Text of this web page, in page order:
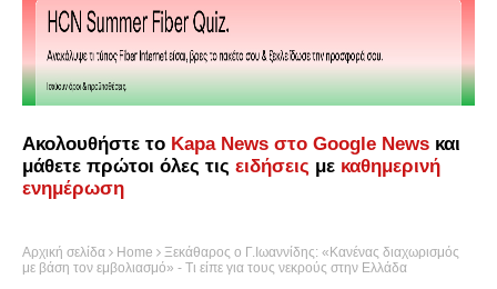
Ακολουθήστε το Kapa News στο Google News και
μάθετε πρώτοι όλες τις ειδήσεις με καθημερινή
ενημέρωση
Αρχική σελίδα Home
Ξεκάθαρος ο Γ.Ιωαννίδης: «Κανένας διαχωρισμός
με βάση τον εμβολιασμό» - Τι είπε για τους νεκρούς στην Ελλάδα